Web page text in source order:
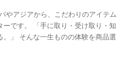
やアジアから、こだわりのアイテム
ーです。 「手に取り・受け取り・知
。」 そんな一生ものの体験を商品選